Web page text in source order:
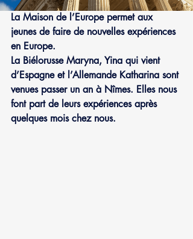
La Maison de l’Europe permet aux
jeunes de faire de nouvelles expériences
en Europe.
La Biélorusse Maryna, Yina qui vient
d’Espagne et l’Allemande Katharina sont
venues passer un an à Nîmes. Elles nous
font part de leurs expériences après
quelques mois chez nous.